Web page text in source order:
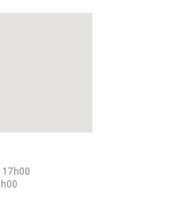
17h00